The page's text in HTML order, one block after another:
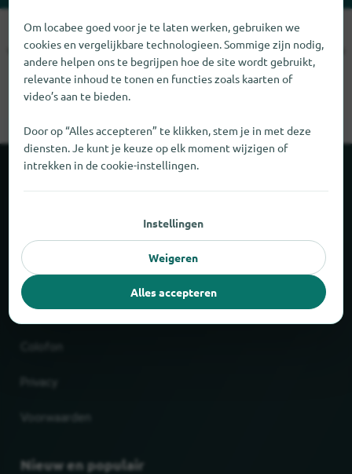
Sorry, we kunnen Leno op dit moment niet vinden. Als u weet
waar Leno te vinden is, zouden we het erg op prijs stellen als u
ons dat laat weten.
Partner
Juridisch
Voorwaarden
Nieuw en populair
Om locabee goed voor je te laten werken, gebruiken we
cookies en vergelijkbare technologieen. Sommige zijn nodig,
andere helpen ons te begrijpen hoe de site wordt gebruikt,
relevante inhoud te tonen en functies zoals kaarten of
video’s aan te bieden.
Door op “Alles accepteren” te klikken, stem je in met deze
diensten. Je kunt je keuze op elk moment wijzigen of
intrekken in de cookie-instellingen.
Instellingen
Weigeren
Alles accepteren